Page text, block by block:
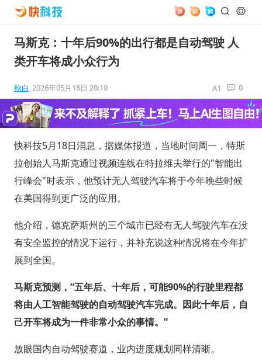
马斯克：十年后90%的出行都是自动驾驶 人
类开车将成小众行为
秋白 2026年05月18日 20:10 0
快科技5月18日消息，据媒体报道，当地时间周一，特斯
拉创始人马斯克通过视频连线在特拉维夫举行的"智能出
行峰会"时表示，他预计无人驾驶汽车将于今年晚些时候
在美国得到更广泛的应用。
他介绍，德克萨斯州的三个城市已经有无人驾驶汽车在没
有安全监控的情况下运行，并补充说这种情况将在今年扩
展到全国。
马斯克预测，“五年后、十年后，可能90%的行驶里程都
将由人工智能驾驶的自动驾驶汽车完成。因此十年后，自
己开车将成为一件非常小众的事情。”
放眼国内自动驾驶赛道，业内进度规划同样清晰。